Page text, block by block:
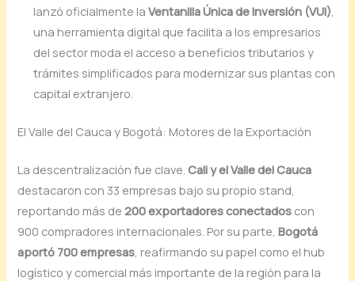
lanzó oficialmente laVentanilla Única de Inversión (VUI),
una herramienta digital que facilita a los empresarios
del sector moda el acceso a beneficios tributarios y
trámites simplificados para modernizar sus plantas con
capital extranjero.
El Valle del Cauca y Bogotá: Motores de la Exportación
La descentralización fue clave.Cali y el Valle del Cauca
destacaron con 33 empresas bajo su propio stand,
reportando más de200 exportadores conectados con
900 compradores internacionales. Por su parte,Bogotá
aportó 700 empresas , reafirmando su papel como el hub
logístico y comercial más importante de la región para la